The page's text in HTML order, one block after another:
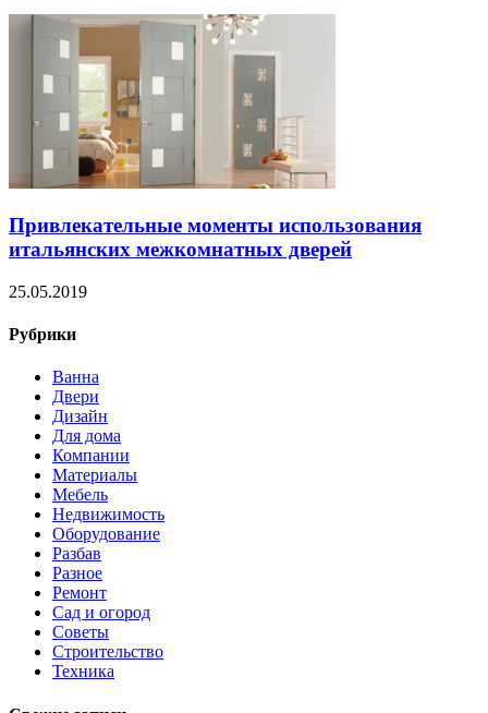
Привлекательные моменты использования
итальянских межкомнатных дверей
25.05.2019
Рубрики
Ванна
Двери
Дизайн
Для дома
Компании
Материалы
Мебель
Недвижимость
Оборудование
Разбав
Разное
Ремонт
Сад и огород
Советы
Строительство
Техника